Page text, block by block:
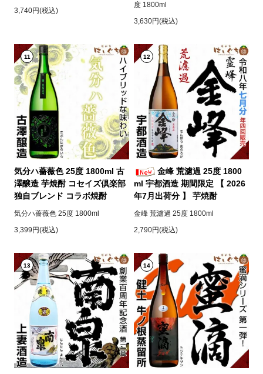
3,740円(税込)
度 1800ml
3,630円(税込)
11
気分ハ薔薇色 25度 1800ml 古
澤醸造 芋焼酎 コセイズ倶楽部
独自ブレンド コラボ焼酎
気分ハ薔薇色 25度 1800ml
3,399円(税込)
12
金峰 荒濾過 25度 1800
ml 宇都酒造 期間限定 【 2026
年7月出荷分 】 芋焼酎
金峰 荒濾過 25度 1800ml
2,790円(税込)
13 14